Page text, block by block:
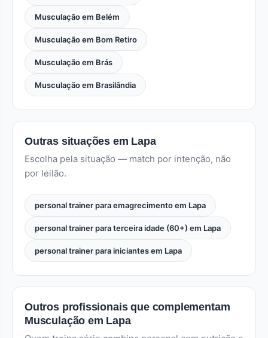
Musculação em Belém
Musculação em Bom Retiro
Musculação em Brás
Musculação em Brasilândia
Outras situações em Lapa
Escolha pela situação — match por intenção, não
por leilão.
personal trainer para emagrecimento em Lapa
personal trainer para terceira idade (60+) em Lapa
personal trainer para iniciantes em Lapa
Outros profissionais que complementam
Musculação em Lapa